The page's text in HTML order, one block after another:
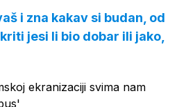
i zna kakav si budan, od
jesi li bio dobar ili jako,
ekranizaciji svima nam